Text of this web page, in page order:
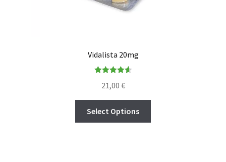
Vidalista 20mg
out of 5
21,00 €
Select Options